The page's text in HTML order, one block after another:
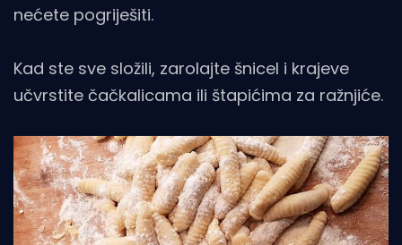
nećete pogriješiti.
Kad ste sve složili, zarolajte šnicel i krajeve
učvrstite čačkalicama ili štapićima za ražnjiće.